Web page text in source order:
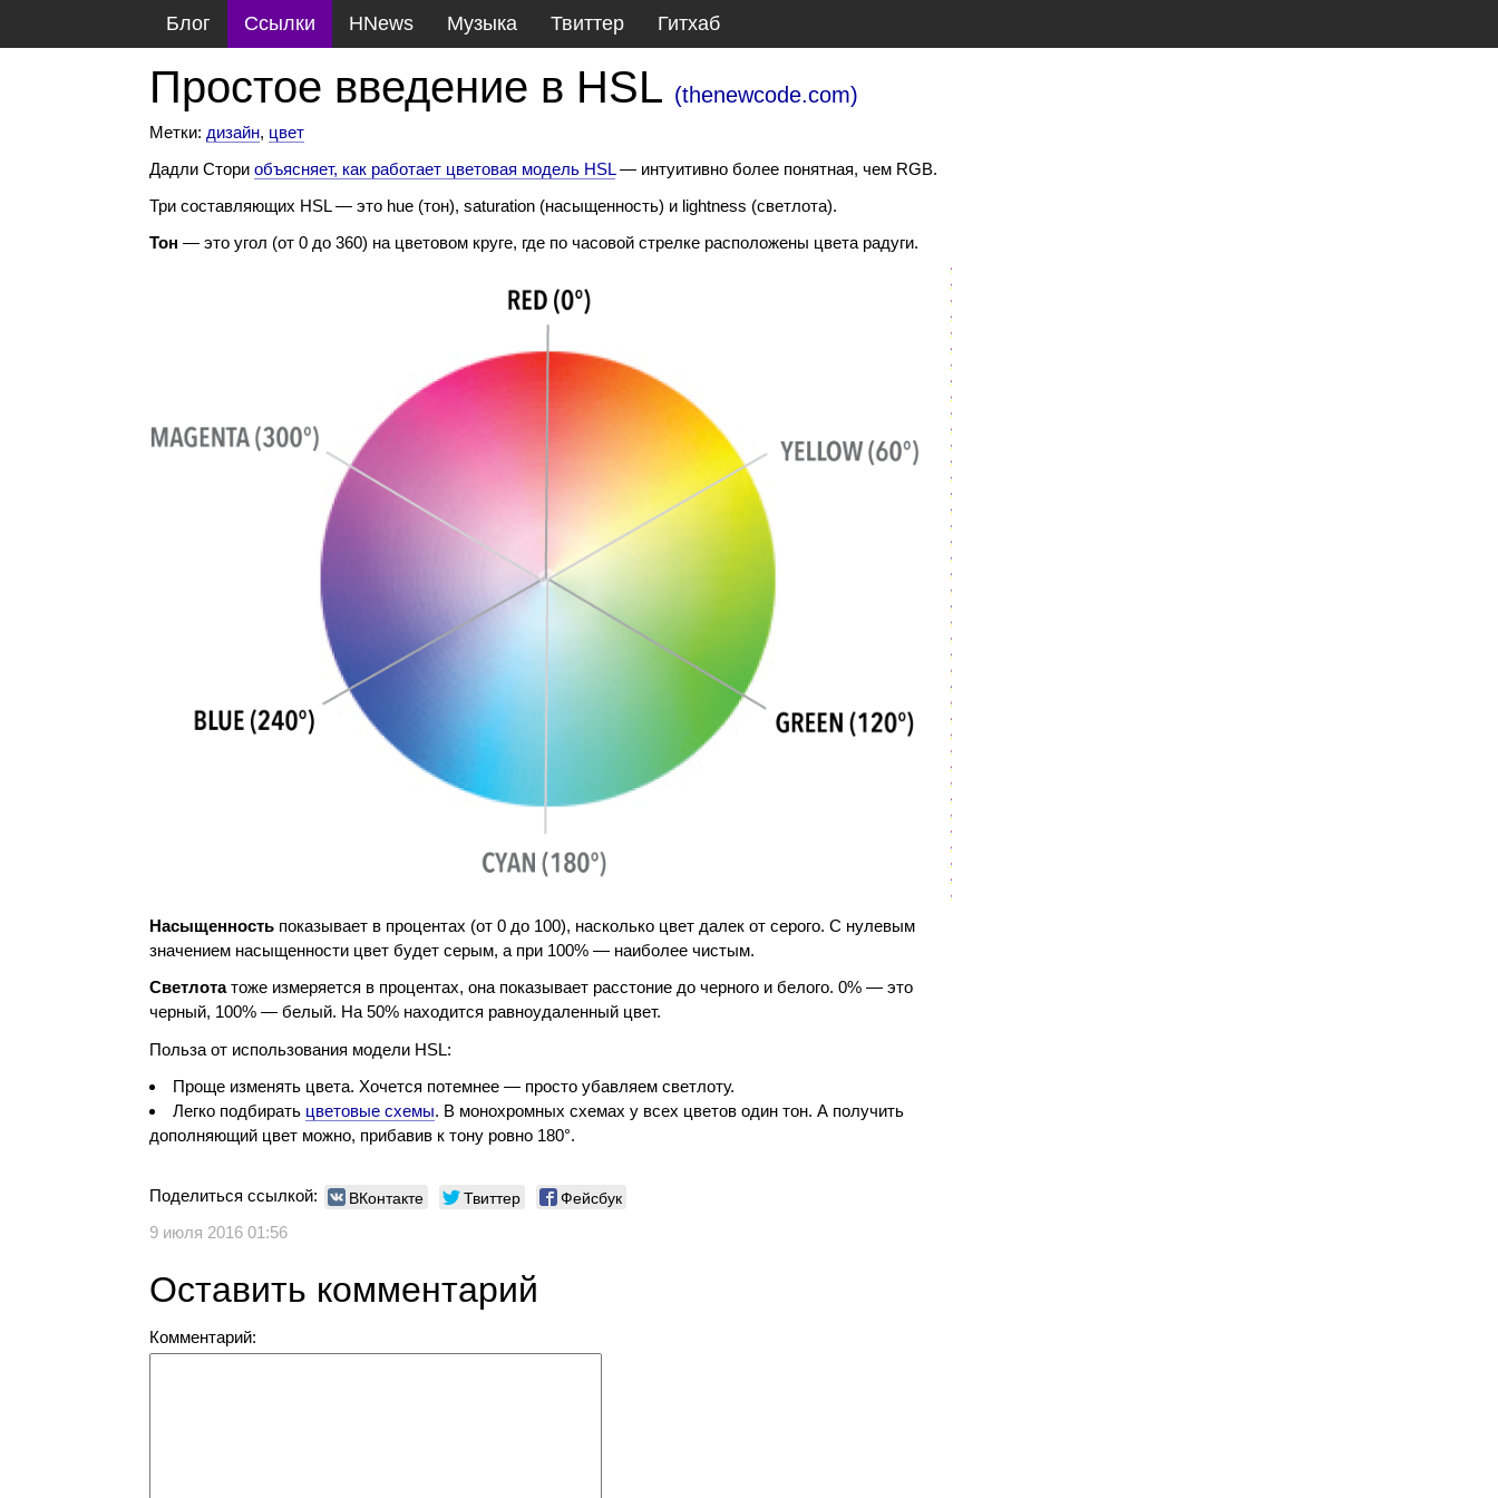
Блог Ссылки HNews Музыка Твиттер Гитхаб
Простое введение в HSL (thenewcode.com)
Метки: дизайн, цвет
Дадли Сториобъясняет, как работает цветовая модель HSL— интуитивно более понятная, чем RGB.
Три составляющих HSL — это hue (тон), saturation (насыщенность) и lightness (светлота).
Тон — это угол (от 0 до 360) на цветовом круге, где по часовой стрелке расположены цвета радуги.
Насыщенность показывает в процентах (от 0 до 100), насколько цвет далек от серого. С нулевым
значением насыщенности цвет будет серым, а при 100% — наиболее чистым.
Светлотатоже измеряется в процентах, она показывает расстоние до черного и белого. 0% — это
черный, 100% — белый. На 50% находится равноудаленный цвет.
Польза от использования модели HSL:
Проще изменять цвета. Хочется потемнее — просто убавляем светлоту.
Легко подбирать цветовые схемы. В монохромных схемах у всех цветов один тон. А получить
дополняющий цвет можно, прибавив к тону ровно 180°.
Поделиться ссылкой: ВКонтакте Твиттер Фейсбук
9 июля 2016 01:56
Оставить комментарий
Комментарий: